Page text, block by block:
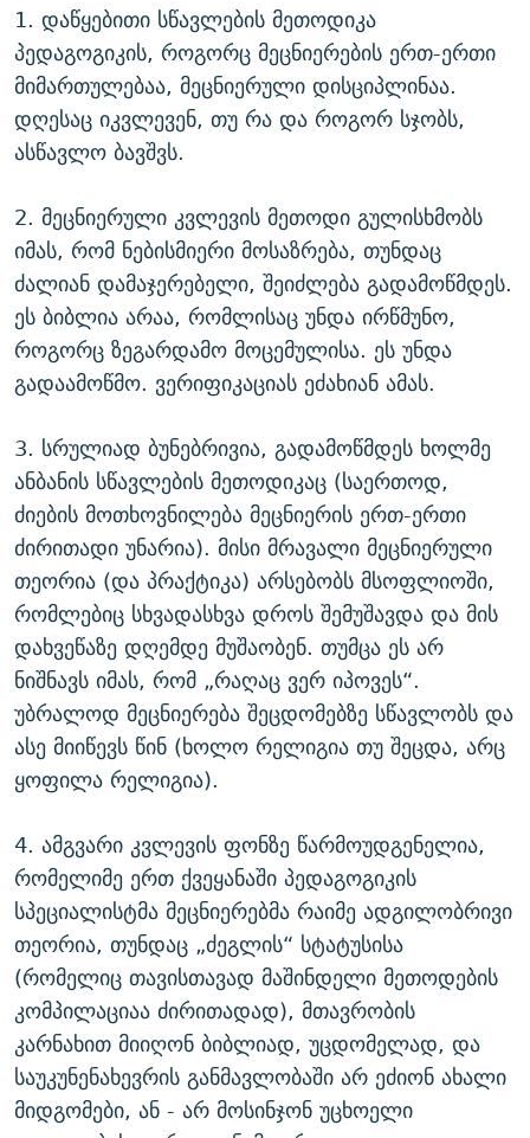
1. დაწყებითი სწავლების მეთოდიკა
პედაგოგიკის, როგორც მეცნიერების ერთ-ერთი
მიმართულებაა, მეცნიერული დისციპლინაა.
დღესაც იკვლევენ, თუ რა და როგორ სჯობს,
ასწავლო ბავშვს.
2. მეცნიერული კვლევის მეთოდი გულისხმობს
იმას, რომ ნებისმიერი მოსაზრება, თუნდაც
ძალიან დამაჯერებელი, შეიძლება გადამოწმდეს.
ეს ბიბლია არაა, რომლისაც უნდა ირწმუნო,
როგორც ზეგარდამო მოცემულისა. ეს უნდა
გადაამოწმო. ვერიფიკაციას ეძახიან ამას.
3. სრულიად ბუნებრივია, გადამოწმდეს ხოლმე
ანბანის სწავლების მეთოდიკაც (საერთოდ,
ძიების მოთხოვნილება მეცნიერის ერთ-ერთი
ძირითადი უნარია). მისი მრავალი მეცნიერული
თეორია (და პრაქტიკა) არსებობს მსოფლიოში,
რომლებიც სხვადასხვა დროს შემუშავდა და მის
დახვეწაზე დღემდე მუშაობენ. თუმცა ეს არ
ნიშნავს იმას, რომ „რაღაც ვერ იპოვეს“.
უბრალოდ მეცნიერება შეცდომებზე სწავლობს და
ასე მიიწევს წინ (ხოლო რელიგია თუ შეცდა, არც
ყოფილა რელიგია).
4. ამგვარი კვლევის ფონზე წარმოუდგენელია,
რომელიმე ერთ ქვეყანაში პედაგოგიკის
სპეციალისტმა მეცნიერებმა რაიმე ადგილობრივი
თეორია, თუნდაც „ძეგლის“ სტატუსისა
(რომელიც თავისთავად მაშინდელი მეთოდების
კომპილაციაა ძირითადად), მთავრობის
კარნახით მიიღონ ბიბლიად, უცდომელად, და
საუკუნენახევრის განმავლობაში არ ეძიონ ახალი
მიდგომები, ან - არ მოსინჯონ უცხოელი